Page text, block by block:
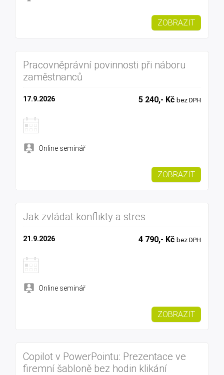
ZOBRAZIT
Pracovněprávní povinnosti při náboru
zaměstnanců
5 240,- Kč bez DPH
17.9.2026
Online seminář
ZOBRAZIT
Jak zvládat konflikty a stres
4 790,- Kč bez DPH
21.9.2026
Online seminář
ZOBRAZIT
Copilot v PowerPointu: Prezentace ve
firemní šabloně bez hodin klikání